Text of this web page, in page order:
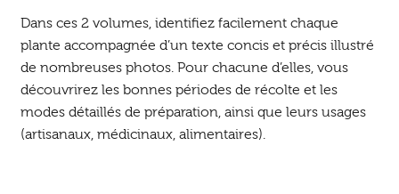
Dans ces 2 volumes, identifiez facilement chaque
plante accompagnée d’un texte concis et précis illustré
de nombreuses photos. Pour chacune d’elles, vous
découvrirez les bonnes périodes de récolte et les
modes détaillés de préparation, ainsi que leurs usages
(artisanaux, médicinaux, alimentaires).